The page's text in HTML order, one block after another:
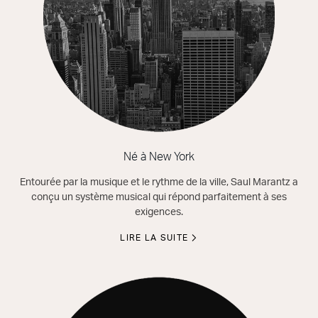
Né à New York
Entourée par la musique et le rythme de la ville, Saul Marantz a
conçu un système musical qui répond parfaitement à ses
exigences.
LIRE LA SUITE